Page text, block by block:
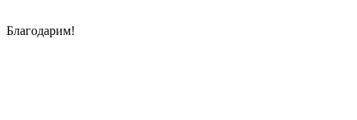
Благодарим!